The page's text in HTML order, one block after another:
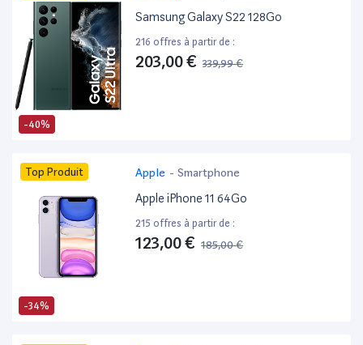
-40%
Samsung Galaxy S22 128Go
216 offres à partir de :
203,00 € 339,99 €
-34%
Top Produit Apple - Smartphone
Apple iPhone 11 64Go
215 offres à partir de :
123,00 € 185,00 €